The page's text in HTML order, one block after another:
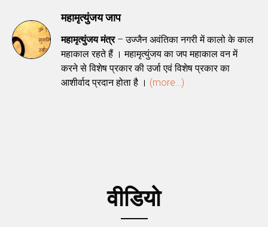
महामृत्युंजय जाप
महामृत्युंजय मंत्र– उज्जैन अवंतिका नगरी में कालो के काल
महाकाल रहते हैं । महामृत्युंजय का जप महाकाल वन में
करने से विशेष प्रकार की उर्जा एवं विशेष प्रकार का
आशीर्वाद प्रदान होता है । (more…)
वीडियो